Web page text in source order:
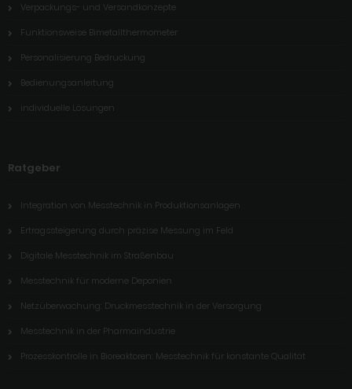
Verpackungs- und Versandkonzepte
Funktionsweise Bimetallthermometer
Personalisierung Bedruckung
Bedienungsanleitung
individuelle Lösungen
Ratgeber
Integration von Messtechnik in Produktionsanlagen
Ertragssteigerung durch präzise Messung im Feld
Digitale Messtechnik im Straßenbau
Messtechnik für moderne Deponien
Netzüberwachung: Druckmesstechnik in der Versorgung
Messtechnik in der Pharmaindustrie
Prozesskontrolle in Bioreaktoren: Messtechnik für konstante Qualität